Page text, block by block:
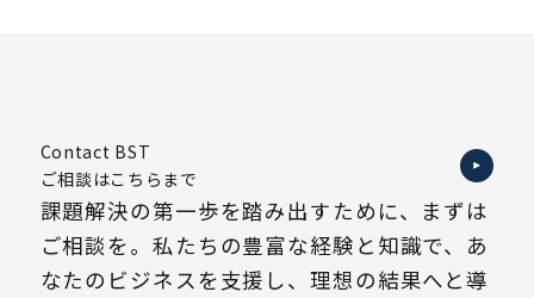
Contact BST
ご相談はこちらまで
課題解決の第一歩を踏み出すために、まずは
ご相談を。私たちの豊富な経験と知識で、あ
なたのビジネスを支援し、理想の結果へと導